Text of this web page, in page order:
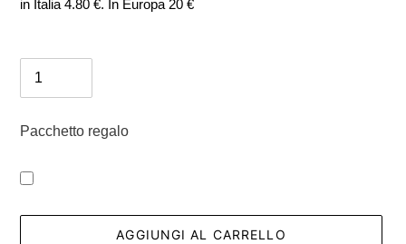
listino
in Italia 4.80 €. In Europa 20 €
Pacchetto regalo
AGGIUNGI AL CARRELLO